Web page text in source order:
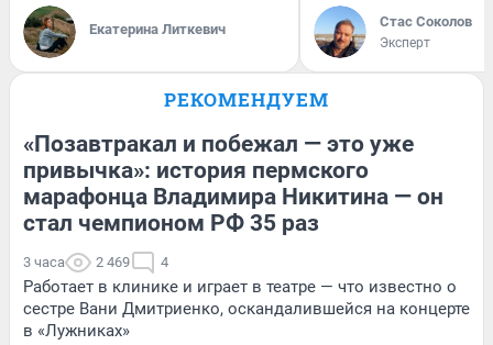
Екатерина Литкевич Стас Соколов
Эксперт
РЕКОМЕНДУЕМ
«Позавтракал и побежал — это уже
привычка»: история пермского
марафонца Владимира Никитина — он
стал чемпионом РФ 35 раз
3 часа 2 469 4
Работает в клинике и играет в театре — что известно о
сестре Вани Дмитриенко, оскандалившейся на концерте
в «Лужниках»